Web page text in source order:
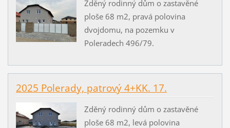
Zděný rodinný dům o zastavěné
ploše 68 m2, pravá polovina
dvojdomu, na pozemku v
Poleradech 496/79.
2025 Polerady, patrový 4+KK. 17.
Zděný rodinný dům o zastavěné
ploše 68 m2, levá polovina